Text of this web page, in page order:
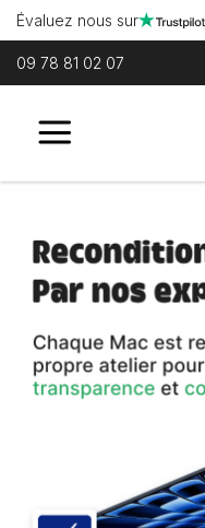
Évaluez nous sur
09 78 81 02 07